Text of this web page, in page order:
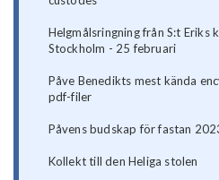
Helgmålsringning från S:t Eriks
Stockholm - 25 februari
Påve Benedikts mest kända
pdf-filer
Påvens budskap för fastan
Kollekt till den Heliga stolen